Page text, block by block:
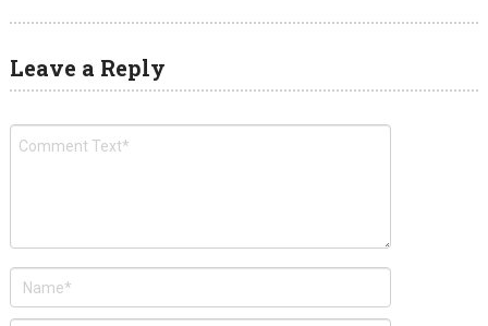
Leave a Reply